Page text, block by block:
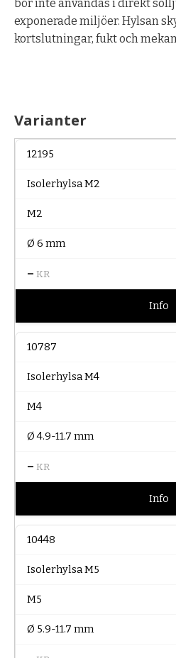
bör inte användas i direkt
exponerade miljöer. Hylsan
kortslutningar, fukt och
Varianter
12195
Isolerhylsa M2
M2
Ø 6 mm
– KR
Info
10787
Isolerhylsa M4
M4
Ø 4.9-11.7 mm
– KR
Info
10448
Isolerhylsa M5
M5
Ø 5.9-11.7 mm